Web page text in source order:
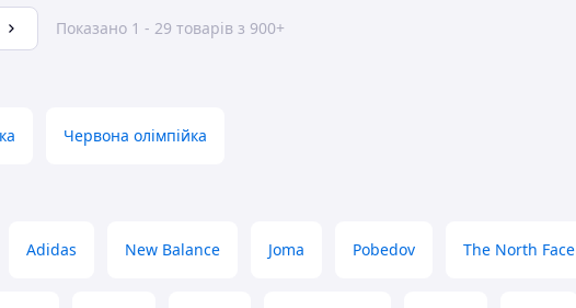
Показано 1 - 29 товарів з 900+
Червона олімпійка
Adidas New Balance Joma Pobedov The North Face